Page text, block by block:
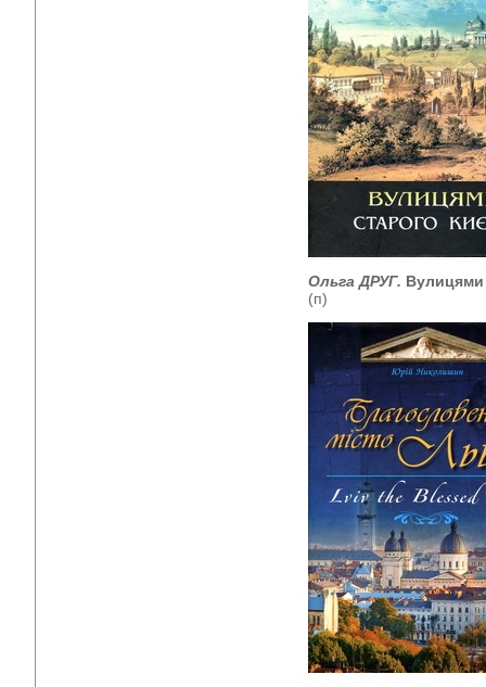
Ольга ДРУГ.
(п)